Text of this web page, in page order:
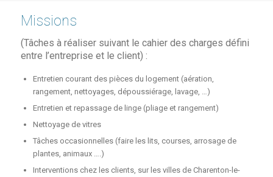
Missions
(Tâches à réaliser suivant le cahier des charges défini
entre l’entreprise et le client) :
Entretien courant des pièces du logement (aération,
rangement, nettoyages, dépoussiérage, lavage, …)
Entretien et repassage de linge (pliage et rangement)
Nettoyage de vitres
Tâches occasionnelles (faire les lits, courses, arrosage de
plantes, animaux ….)
Interventions chez les clients, sur les villes de Charenton-le-